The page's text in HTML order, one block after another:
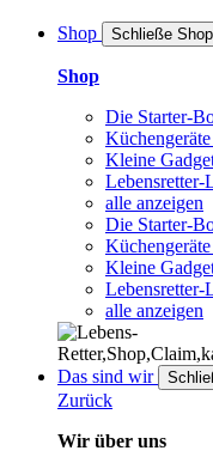
Shop Schließe Shop
Shop
Die Starter-
Kleine
Lebensretter-
alle anzeigen
Die Starter-
Kleine
Lebensretter-
alle anzeigen
Das sind wir
Zurück
Wir über uns